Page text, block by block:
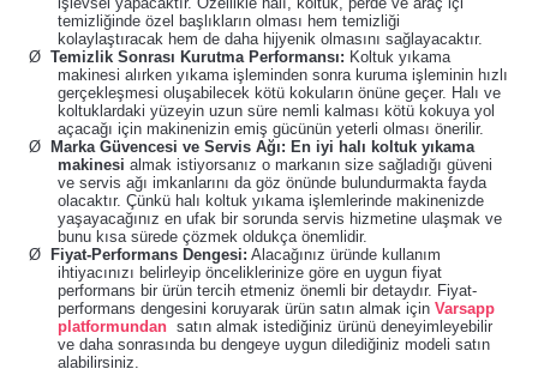
temizliğinde özel başlıkların olması hem temizliği
kolaylaştıracak hem de daha hijyenik olmasını sağlayacaktır.
Ø Temizlik Sonrası Kurutma Performansı: Koltuk yıkama
makinesi alırken yıkama işleminden sonra kuruma işleminin hızlı
gerçekleşmesi oluşabilecek kötü kokuların önüne geçer. Halı ve
koltuklardaki yüzeyin uzun süre nemli kalması kötü kokuya yol
açacağı için makinenizin emiş gücünün yeterli olması önerilir.
Ø
Marka Güvencesi ve Servis Ağı: En iyi halı koltuk yıkama
makinesi almak istiyorsanız o markanın size sağladığı güveni
ve servis ağı imkanlarını da göz önünde bulundurmakta fayda
olacaktır. Çünkü halı koltuk yıkama işlemlerinde makinenizde
yaşayacağınız en ufak bir sorunda servis hizmetine ulaşmak ve
bunu kısa sürede çözmek oldukça önemlidir.
Ø
Fiyat-Performans Dengesi: Alacağınız üründe kullanım
ihtiyacınızı belirleyip önceliklerinize göre en uygun fiyat
performans bir ürün tercih etmeniz önemli bir detaydır. Fiyat-
performans dengesini koruyarak ürün satın almak için Varsapp
platformundan satın almak istediğiniz ürünü deneyimleyebilir
ve daha sonrasında bu dengeye uygun dilediğiniz modeli satın
alabilirsiniz.